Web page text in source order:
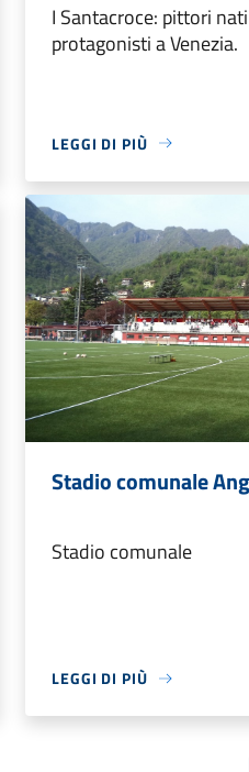
I Santacroce: pittori
protagonisti a Venezia.
LEGGI DI PIÙ
Stadio comunale
Stadio comunale
LEGGI DI PIÙ